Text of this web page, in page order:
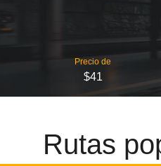
Precio de
$41
Rutas